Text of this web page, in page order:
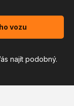
vozu
najít podobný.